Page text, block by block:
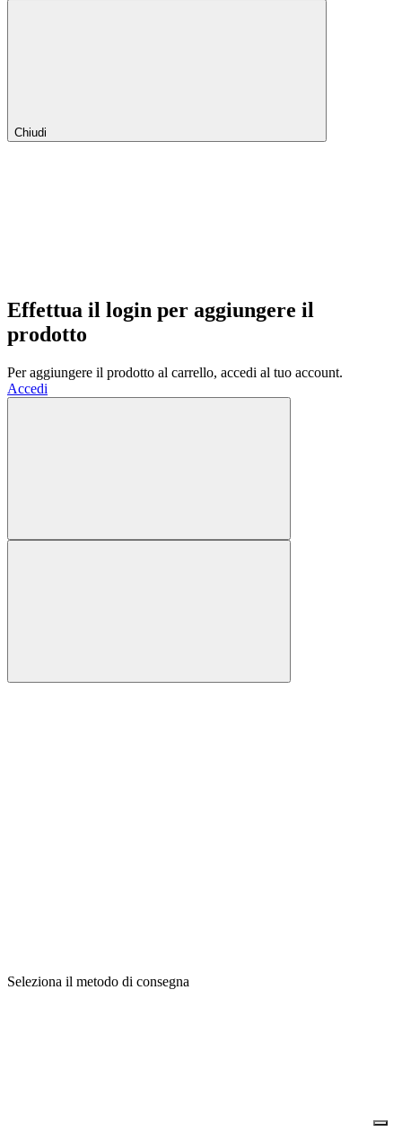
Chiudi
Effettua il login per aggiungere il
prodotto
Per aggiungere il prodotto al carrello, accedi al tuo account.
Accedi
Seleziona il metodo di consegna